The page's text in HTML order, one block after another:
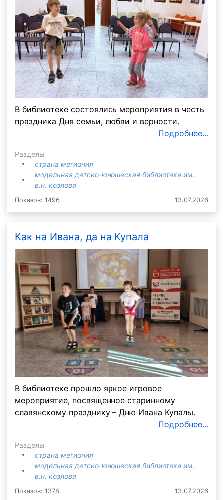
В библиотеке состоялись мероприятия в честь
праздника Дня семьи, любви и верности.
Подробнее...
Разделы
страна мегиония
модельная детско-юношеская библиотека им.
в.н. козлова
Показов: 1496 13.07.2026
Как на Ивана, да на Купала
В библиотеке прошло яркое игровое
мероприятие, посвященное старинному
славянскому празднику – Дню Ивана Купалы.
Подробнее...
Разделы
страна мегиония
модельная детско-юношеская библиотека им.
в.н. козлова
Показов: 1378 13.07.2026